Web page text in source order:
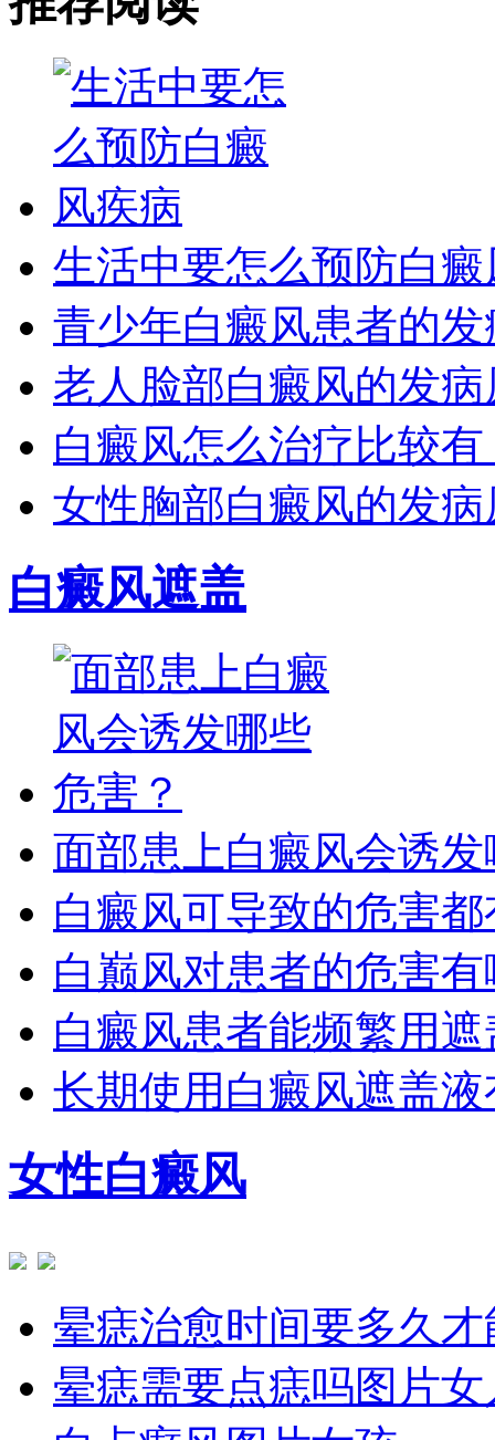
生活中要怎么预防白
青少年白癜风患者的
老人脸部白癜风的发
白癜风怎么治疗比较有
女性胸部白癜风的发
白癜风遮盖
面部患上白癜风会诱
白癜风可导致的危害
白巅风对患者的危害
白癜风患者能频繁用
长期使用白癜风遮盖
女性白癜风
晕痣治愈时间要多久
晕痣需要点痣吗图片女